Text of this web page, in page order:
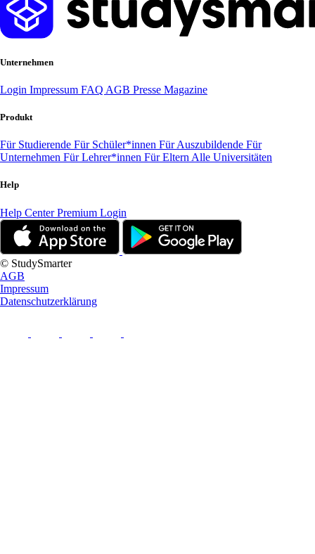
Unternehmen
Login Impressum FAQ AGB Presse Magazine
Produkt
Für Studierende Für Schüler*innen Für Auszubildende Für
Unternehmen Für Lehrer*innen Für Eltern Alle Universitäten
Help
Help CenterPremium Login
© StudySmarter
AGB
Impressum
Datenschutzerklärung